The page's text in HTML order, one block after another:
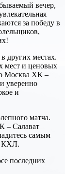
вечер,
за победу в
других местах.
мест и ценовых
Москва ХК –
уверенно
и
матча.
– Салават
самым
КХЛ.
последних